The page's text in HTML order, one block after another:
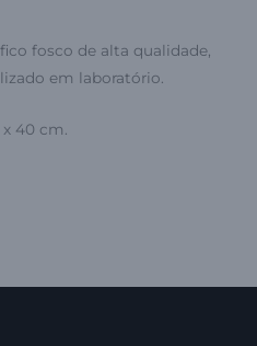
fosco de alta qualidade,
em laboratório.
40 cm.